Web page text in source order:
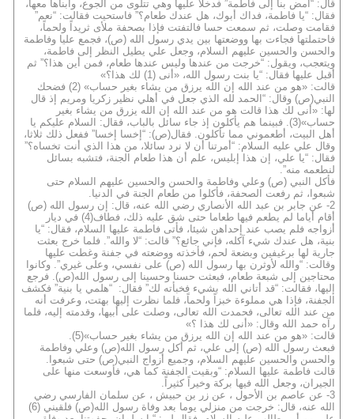
قال: “امض بنا إلى فاطمة” فدخلا عليها وهي تتلوى من الجوع، وابناها معها،
فقال: “يا فاطمة، فداك أبوك، هل عندك طعام؟” فاستحيت فقالت: “نعم”
فقامت وصلت، ثم سمعت حسا فالتفتت فإذا بصحفة ملأى ثريداً ولحماً،
فاحتملتها فجاءت بها ووضعتها بين يدي رسول الله (ص)، فجمع عليا وفاطمة
والحسن والحسين عليهم السلام، وجعل علي يطيل النظر إلى فاطمة،
ويتعجب، ويقول: “خرجت من عندها وليس عندها طعام، فمن أين هذا؟” ثم
أقبل عليها فقال: “يا بنت رسول الله، «أنى (1) لك هذا؟»
قالت: «هو من عند الله إن الله يرزق من يشاء بغير حساب» (2) فضحك
النبي(ص) وقال: “الحمد لله الذي جعل في أهلي نظير زكريا ومريم إذ قال
لها: «أنى لك هذا قالت هو من عند الله إن الله يزرق من يشاء بغير
حساب»(3). فبينما هم يأكلون إذ جاء سائل بالباب، فقال: السلام عليكم يا
أهل البيت، أطعموني مما تأكلون. فقال(ص): “إخسا إخسا” ففعل ذلك ثلاثا،
وقال علي عليه السلام: “أمرتنا أن لا نرد سائلا، من هذا الذي أنت تخساه؟”
فقال: “يا علي، إن هذا إبليس، علم أن هذا طعام الجنة، فتشبه بسائل
لنطعمه منه”.
فأكل النبي (ص) وعلي وفاطمة والحسن والحسين عليهم السلام حتى
شبعوا، ثم رفعت الصحفة، فأكلوا من طعام الجنة في الدنيا.
2- عن جابر بن عبد الله الأنصاري رضي الله عنه، قال: إن رسول الله (ص)
أقام أياما لم يطعم فيها طعاما حتى شق عليه ذلك، فطاف(4) في ديار
أزواجه فلم يصب عند إحداهن شيئا، فأتى فاطمة عليها السلام، فقال: “يا
بنية، هل عندك شيء آكله، فإني جائع؟” قالت: “لا والله”. فلما خرج بعثت
جارية لها برغيفين وبضعة لحم، فأخذته ووضعته في جفنة وغطت عليها
وقالت: “والله لأوثرن بها رسول الله (ص) على نفسي، وعلى غيري”. وكانوا
محتاجين إلى شبعة طعام، فبعثت حسنا وحسينا إلى رسول الله(ص). فرجع
إليها، فقالت: “قد أتاني الله بشيء فخبأته لك” فقال: “هلمي يا بنية” فكشف
الجفنة، فإذا هي مملوءة خبزاً ولحماً، فلما نظرت إليها بهتت، وعرفت أنه
من عند الله تعالى، فحمدت الله تعالى، وصلت على أبيها، وقدمته إليه، فلما
رآه حمد الله وقال: «أنى لك هذا ؟»
قالت: «هو من عند الله إن الله يرزق من يشاء بغير حساب»(5).
فبعث رسول الله (ص) إلى علي، ثم أكل رسول الله(ص) وعلي وفاطمة
والحسن والحسين عليهم السلام، وجميع أزواج النبي(ص) حتى شبعوا.
قالت فاطمة عليها السلام: “وبقيت الجفنة كما هي، فأوسعت منها على
الجيران، وجعل الله فيها بركة وخيراً كثيراً.
3- عن عاصم بن الأحول ، عن زر بن حبيش ، عن سلمان الفارسي رضي
الله عنه، قال: خرجت من منزلي يوما بعد وفاة رسول الله(ص) فلقيني (6)